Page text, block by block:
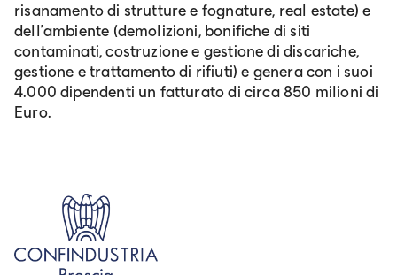
risanamento di strutture e fognature, real estate) e
dell'ambiente (demolizioni, bonifiche di siti
contaminati, costruzione e gestione di discariche,
gestione e trattamento di rifiuti) e genera con i suoi
4.000 dipendenti un fatturato di circa 850 milioni di
Euro.